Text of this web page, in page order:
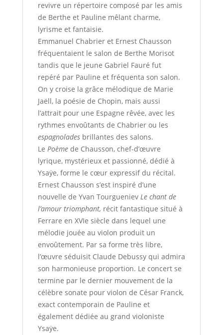
revivre un répertoire composé par les amis
de Berthe et Pauline mêlant charme,
lyrisme et fantaisie.
Emmanuel Chabrier et Ernest Chausson
fréquentaient le salon de Berthe Morisot
tandis que le jeune Gabriel Fauré fut
repéré par Pauline et fréquenta son salon.
On y croise la grâce mélodique de Marie
Jaëll, la poésie de Chopin, mais aussi
l’attrait pour une Espagne rêvée, avec les
rythmes envoûtants de Chabrier ou les
espagnoladesbrillantes des salons.
Le Poèmede Chausson, chef-d’œuvre
lyrique, mystérieux et passionné, dédié à
Ysaÿe, forme le cœur expressif du récital.
Ernest Chausson s’est inspiré d’une
nouvelle de Yvan Tourgueniev Le chant de
l’amour triomphant, récit fantastique situé à
Ferrare en XVIe siècle dans lequel une
mélodie jouée au violon produit un
envoûtement. Par sa forme très libre,
l’œuvre séduisit Claude Debussy qui admira
son harmonieuse proportion. Le concert se
termine par le dernier mouvement de la
célèbre sonate pour violon de César Franck,
exact contemporain de Pauline et
également dédiée au grand violoniste
Ysaÿe.